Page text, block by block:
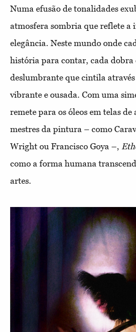
Numa efusão de tonalidades
atmosfera sombria que reflete a
elegância. Neste mundo onde
história para contar, cada dobra
deslumbrante que cintila
vibrante e ousada. Com uma
remete para os óleos em telas
mestres da pintura – como
Wright ou Francisco Goya –,
como a forma humana
artes.